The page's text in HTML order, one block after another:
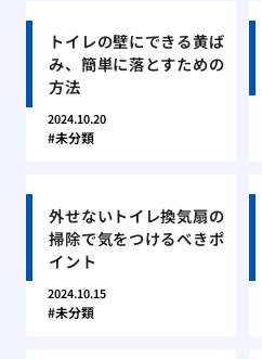
トイレの壁にできる黄ば
み、簡単に落とすための
方法
2024.10.20
未分類
外せないトイレ換気扇の
掃除で気をつけるべきポ
イント
2024.10.15
未分類